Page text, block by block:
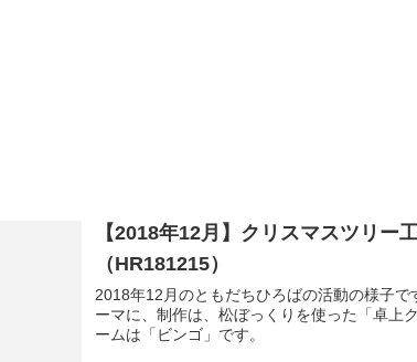
【2018年12月】クリスマスツリー
（HR181215）
2018年12月のともだちひろばの活動の様子で
ーマに、制作は、松ぼっくりを使った「卓上
ームは「ビンゴ」です。